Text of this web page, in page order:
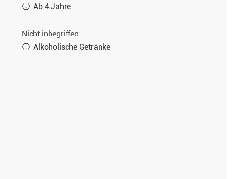
Ab 4 Jahre
Nicht inbegriffen:
Alkoholische Getränke